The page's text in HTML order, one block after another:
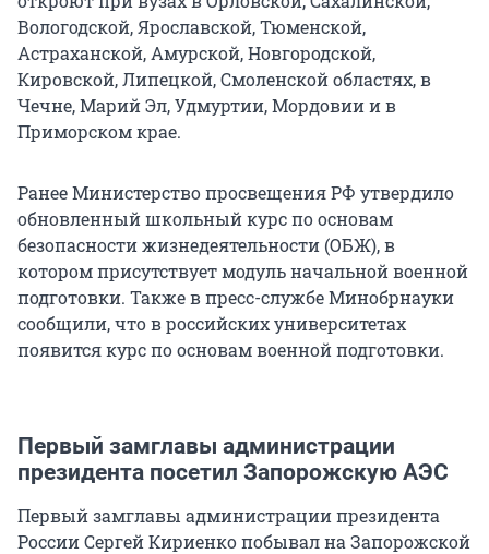
Вологодской, Ярославской, Тюменской,
Астраханской, Амурской, Новгородской,
Кировской, Липецкой, Смоленской областях, в
Чечне, Марий Эл, Удмуртии, Мордовии и в
Приморском крае.
Ранее Министерство просвещения РФ утвердило
обновленный школьный курс по основам
безопасности жизнедеятельности (ОБЖ), в
котором присутствует модуль начальной военной
подготовки. Также в пресс-службе Минобрнауки
сообщили, что в российских университетах
появится курс по основам военной подготовки.
Первый замглавы администрации
президента посетил Запорожскую АЭС
Первый замглавы администрации президента
России Сергей Кириенко побывал на Запорожской